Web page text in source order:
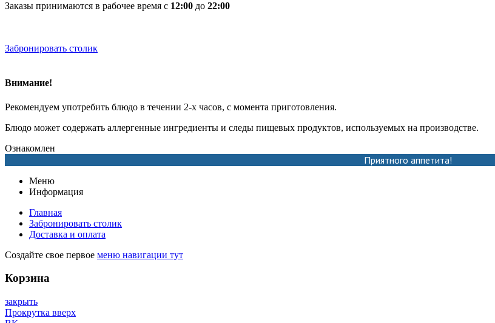
Заказы принимаются в рабочее время с 12:00 до 22:00
Забронировать столик
Внимание!
Рекомендуем употребить блюдо в течении 2-х часов, с момента приготовления.
Блюдо может содержать аллергенные ингредиенты и следы пищевых продуктов, используемых на производстве.
Ознакомлен
Приятного аппетита!
Меню
Информация
Главная
Забронировать столик
Доставка и оплата
Создайте свое первое меню навигации тут
Корзина
закрыть
Прокрутка вверх